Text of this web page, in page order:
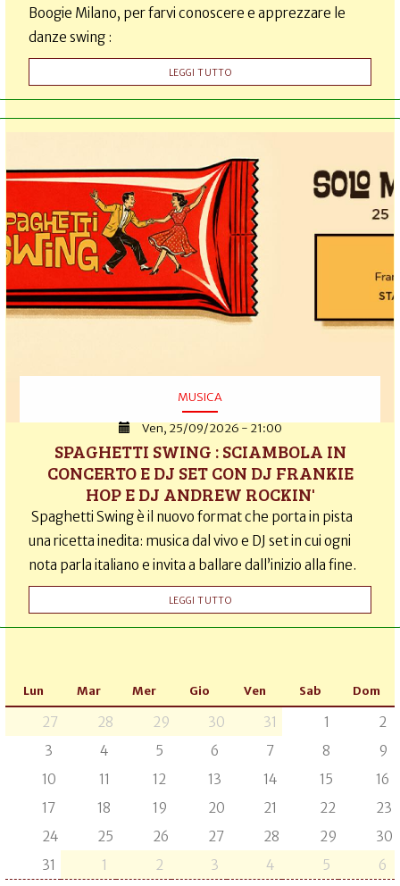
Boogie Milano, per farvi conoscere e apprezzare le
danze swing :
LEGGI TUTTO
MUSICA
Ven, 25/09/2026 - 21:00
SPAGHETTI SWING : SCIAMBOLA IN
CONCERTO E DJ SET CON DJ FRANKIE
HOP E DJ ANDREW ROCKIN'
Spaghetti Swing è il nuovo format che porta in pista
una ricetta inedita: musica dal vivo e DJ set in cui ogni
nota parla italiano e invita a ballare dall’inizio alla fine.
LEGGI TUTTO
Lun Mar Mer Gio Ven Sab Dom
27 28 29 30 31 1
2
3
4 5 6 7 8
9
10
11 12 13 14 15
16
17
18 19 20 21 22
23
24
25 26 27 28 29
30
31
1 2 3 4 5 6